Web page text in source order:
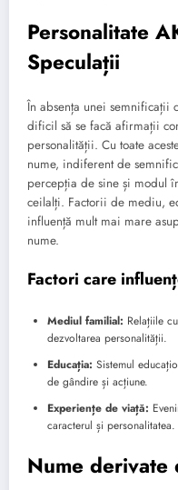
Personalitate
Speculații
În absența unei semnificații
dificil să se facă afirmații
personalității. Cu toate
nume, indiferent de
percepția de sine și modul
ceilalți. Factorii de mediu,
influență mult mai mare
nume.
Factori care
Mediul familial: Relațiile
dezvoltarea personalității.
Educația: Sistemul
de gândire și acțiune.
Experiențe de viață:
caracterul și personalitatea.
Nume derivate